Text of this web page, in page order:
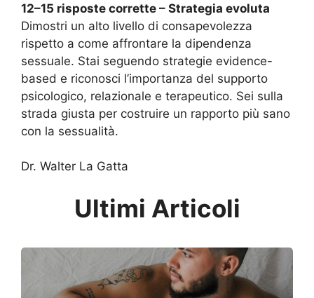
12–15 risposte corrette – Strategia evoluta
Dimostri un alto livello di consapevolezza
rispetto a come affrontare la dipendenza
sessuale. Stai seguendo strategie evidence-
based e riconosci l’importanza del supporto
psicologico, relazionale e terapeutico. Sei sulla
strada giusta per costruire un rapporto più sano
con la sessualità.
Dr. Walter La Gatta
Ultimi Articoli
genitale